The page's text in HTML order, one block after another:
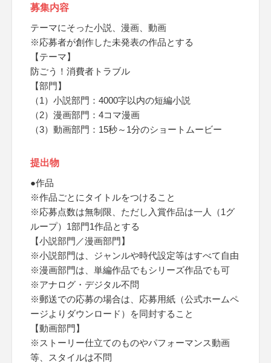
募集内容
テーマにそった小説、漫画、動画
※応募者が創作した未発表の作品とする
【テーマ】
防ごう！消費者トラブル
【部門】
（1）小説部門：4000字以内の短編小説
（2）漫画部門：4コマ漫画
（3）動画部門：15秒～1分のショートムービー
提出物
●作品
※作品ごとにタイトルをつけること
※応募点数は無制限、ただし入賞作品は一人（1グ
ループ）1部門1作品とする
【小説部門／漫画部門】
※小説部門は、ジャンルや時代設定等はすべて自由
※漫画部門は、単編作品でもシリーズ作品でも可
※アナログ・デジタル不問
※郵送での応募の場合は、応募用紙（公式ホームペ
ージよりダウンロード）を同封すること
【動画部門】
※ストーリー仕立てのものやパフォーマンス動画
等、スタイルは不問